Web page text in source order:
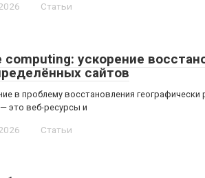
Статьи
computing: ускорение
сайтов
в проблему восстановления
это веб-ресурсы и
Статьи